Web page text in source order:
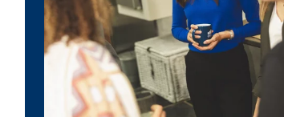
beállítások tárolása